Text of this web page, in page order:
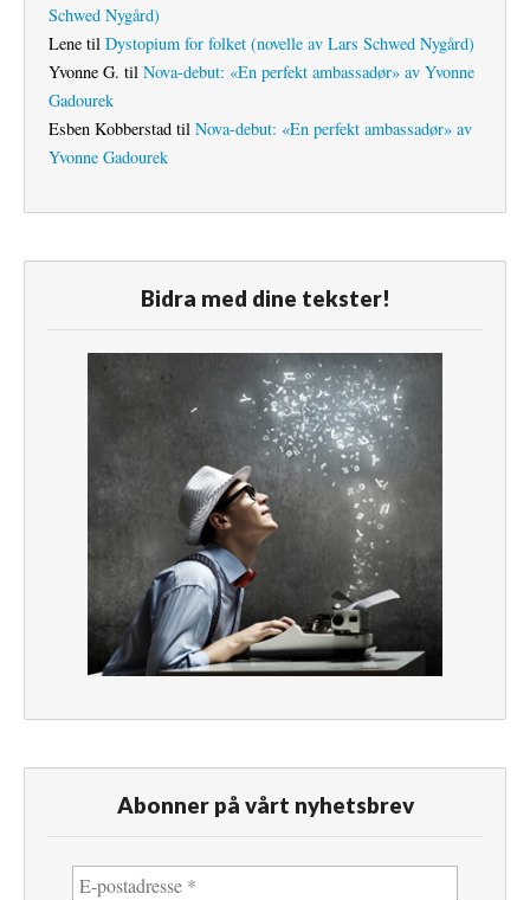
Schwed Nygård)
Lene til Dystopium for folket (novelle av Lars Schwed Nygård)
Yvonne G. til Nova-debut: «En perfekt ambassadør» av Yvonne
Gadourek
Esben Kobberstad til Nova-debut: «En perfekt ambassadør» av
Yvonne Gadourek
Bidra med dine tekster!
Abonner på vårt nyhetsbrev